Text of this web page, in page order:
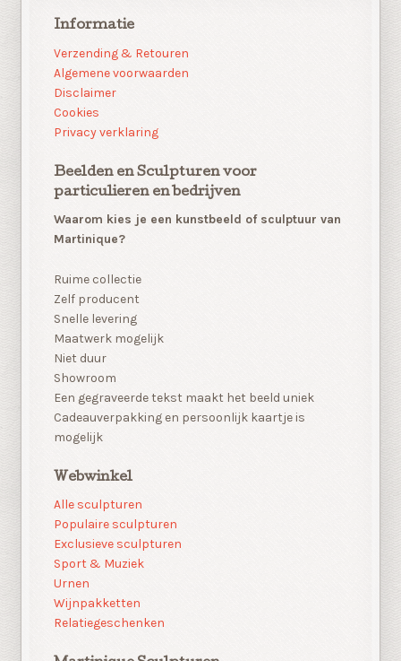
Informatie
Verzending & Retouren
Algemene voorwaarden
Disclaimer
Cookies
Privacy verklaring
Beelden en Sculpturen voor
particulieren en bedrijven
Waarom kies je een kunstbeeld of sculptuur van
Martinique?
Ruime collectie
Zelf producent
Snelle levering
Maatwerk mogelijk
Niet duur
Showroom
Een gegraveerde tekst maakt het beeld uniek
Cadeauverpakking en persoonlijk kaartje is
mogelijk
Webwinkel
Alle sculpturen
Populaire sculpturen
Exclusieve sculpturen
Sport & Muziek
Urnen
Wijnpakketten
Relatiegeschenken